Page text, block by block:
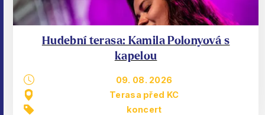
Hudební terasa: Kamila Polonyová s
kapelou
09. 08. 2026
Terasa před KC
koncert